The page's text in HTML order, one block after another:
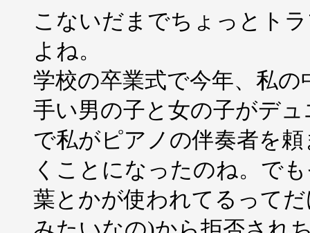
こないだまでちょっとト
よね。
学校の卒業式で今年、私
手い男の子と女の子がデ
で私がピアノの伴奏者を
くことになったのね。で
葉とかが使われてるってだ